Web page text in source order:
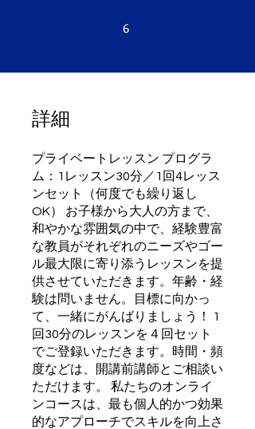
6
詳細
プライベートレッスン プログラ
ム：1レッスン30分／1回4レッス
ンセット（何度でも繰り返し
OK） お子様から大人の方まで、
和やかな雰囲気の中で、経験豊富
な教員がそれぞれのニーズやゴー
ル最大限に寄り添うレッスンを提
供させていただきます。年齢・経
験は問いません。目標に向かっ
て、一緒にがんばりましょう！ 1
回30分のレッスンを４回セット
でご登録いただきます。時間・頻
度などは、開講前講師とご相談い
ただけます。 私たちのオンライ
ンコースは、最も個人的かつ効果
的なアプローチでスキルを向上さ